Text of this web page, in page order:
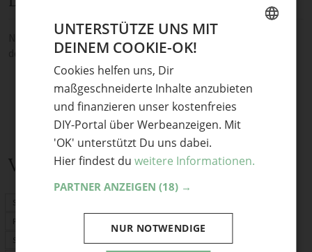
Noch keine Kommentare — sei die Erste oder der Erste und teile
deine Meinung.
Verwandte Themen
Schnittmuster
PDF-Schnittmuster
Stoffrechner
UNTERSTÜTZE UNS MIT
DEINEM COOKIE-OK!
Cookies helfen uns, Dir
maßgeschneiderte Inhalte anzubieten
und finanzieren unser kostenfreies
DIY-Portal über Werbeanzeigen. Mit
'OK' unterstützt Du uns dabei.
Hier findest du weitere Informationen.
PARTNER ANZEIGEN (18) →
NUR NOTWENDIGE